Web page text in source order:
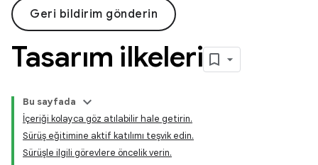
Geri bildirim gönderin
Tasarım ilkeleri
Bu sayfada
İçeriği kolayca göz atılabilir hale getirin.
Sürüş eğitimine aktif katılımı teşvik edin.
Sürüşle ilgili görevlere öncelik verin.